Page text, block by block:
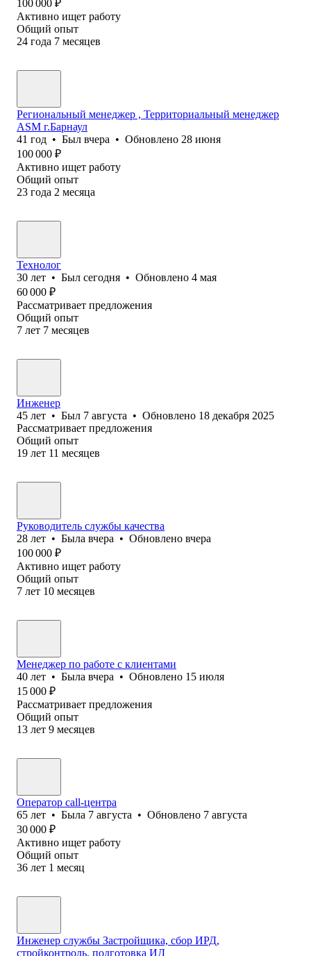
100 000 ₽
Активно ищет работу
Общий опыт
24 года 7 месяцев
Региональный менеджер , Территориальный менеджер
ASM г.Барнаул
41 год • Был вчера • Обновлено 28 июня
100 000 ₽
Активно ищет работу
Общий опыт
23 года 2 месяца
Технолог
30 лет • Был сегодня • Обновлено 4 мая
60 000 ₽
Рассматривает предложения
Общий опыт
7 лет 7 месяцев
Инженер
45 лет • Был 7 августа • Обновлено 18 декабря 2025
Рассматривает предложения
Общий опыт
19 лет 11 месяцев
Руководитель службы качества
28 лет • Была вчера • Обновлено вчера
100 000 ₽
Активно ищет работу
Общий опыт
7 лет 10 месяцев
Менеджер по работе с клиентами
40 лет • Была вчера • Обновлено 15 июля
15 000 ₽
Рассматривает предложения
Общий опыт
13 лет 9 месяцев
Оператор call-центра
65 лет • Была 7 августа • Обновлено 7 августа
30 000 ₽
Активно ищет работу
Общий опыт
36 лет 1 месяц
Инженер службы Застройщика, сбор ИРД,
стройконтроль, подготовка ИД